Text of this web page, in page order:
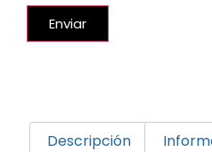
Enviar
Descripción